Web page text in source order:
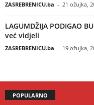
ZASREBRENICU.ba - 21 ožujka,
LAGUMDŽIJA PODIGAO
već vidjeli
ZASREBRENICU.ba - 19 ožujka,
POPULARNO